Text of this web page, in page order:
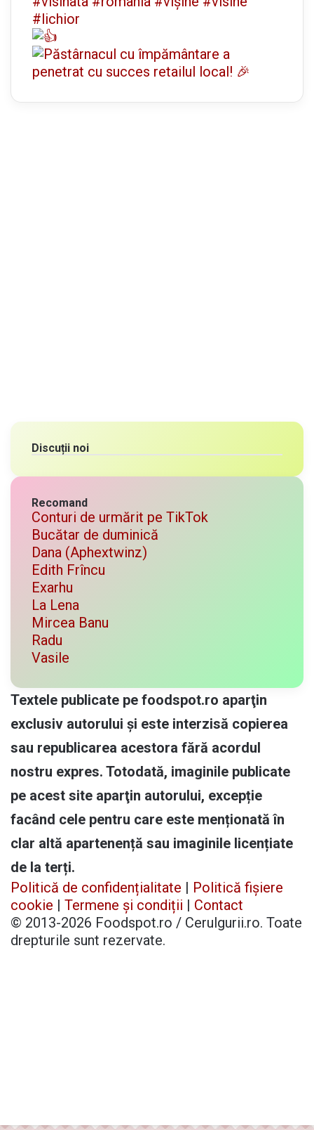
Discuții noi
Recomand
Conturi de urmărit pe TikTok
Bucătar de duminică
Dana (Aphextwinz)
Edith Frîncu
Exarhu
La Lena
Mircea Banu
Radu
Vasile
Textele publicate pe foodspot.ro aparţin
exclusiv autorului și este interzisă copierea
sau republicarea acestora fără acordul
nostru expres. Totodată, imaginile publicate
pe acest site aparţin autorului, excepție
facând cele pentru care este menționată în
clar altă apartenență sau imaginile licențiate
de la terți.
Politică de confidențialitate | Politică fișiere
cookie | Termene și condiții | Contact
© 2013-2026 Foodspot.ro / Cerulgurii.ro. Toate
drepturile sunt rezervate.